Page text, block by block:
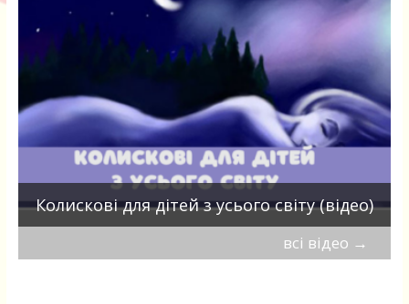
Колискові для дітей з усього світу (відео)
всі відео →